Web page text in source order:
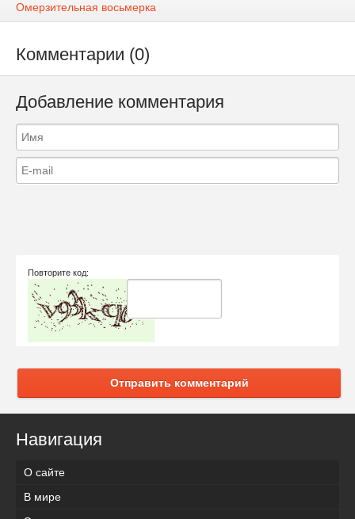
Омерзительная восьмерка
Комментарии (0)
Добавление комментария
Повторите код:
Отправить комментарий
Навигация
О сайте
В мире